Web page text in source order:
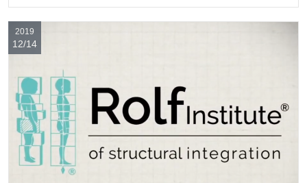
2019
12/14